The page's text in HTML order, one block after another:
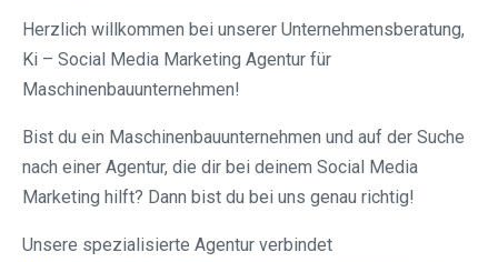
Herzlich willkommen bei unserer Unternehmensberatung,
Ki – Social Media Marketing Agentur für
Maschinenbauunternehmen!
Bist du ein Maschinenbauunternehmen und auf der Suche
nach einer Agentur, die dir bei deinem Social Media
Marketing hilft? Dann bist du bei uns genau richtig!
Unsere spezialisierte Agentur verbindet